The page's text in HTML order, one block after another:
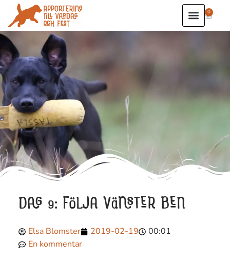
0
DAG 9: FÖLJA VÄNSTER BEN
Elsa Blomster 2019-02-19
00:01
En kommentar